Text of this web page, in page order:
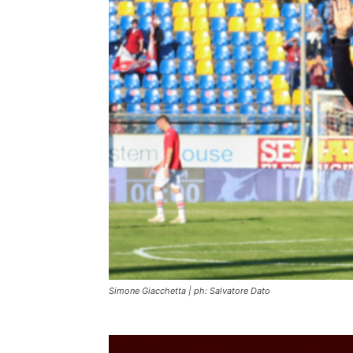
Simone Giacchetta | ph: Salvatore Dato